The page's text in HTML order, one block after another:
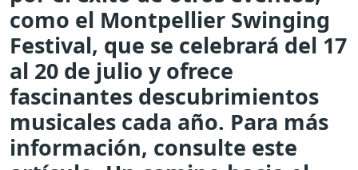
como el Montpellier Swinging
Festival, que se celebrará del 17
al 20 de julio y ofrece
fascinantes descubrimientos
musicales cada año. Para más
información, consulte este